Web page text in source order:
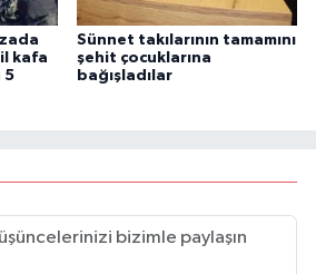
kafa
5
Sünnet takılarının tamamını
şehit çocuklarına
bağışladılar